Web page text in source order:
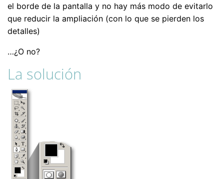
el borde de la pantalla y no hay más modo de evitarlo
que reducir la ampliación (con lo que se pierden los
detalles)
…¿O no?
La solución